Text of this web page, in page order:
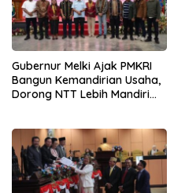
Gubernur Melki Ajak PMKRI
Bangun Kemandirian Usaha,
Dorong NTT Lebih Mandiri